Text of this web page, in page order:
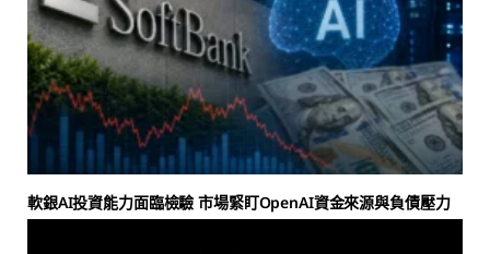
軟銀AI投資能力面臨檢驗 市場緊盯OpenAI資金來源與負債壓力